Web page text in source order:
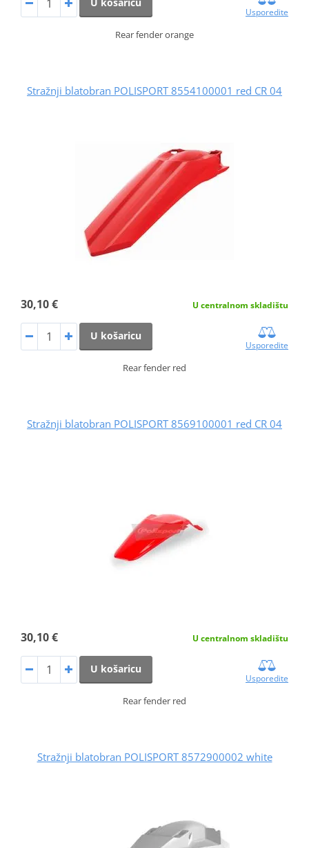
Usporedite
Rear fender orange
Stražnji blatobran POLISPORT 8554100001 red CR 04
30,10 € U centralnom skladištu
U košaricu
Usporedite
Rear fender red
Stražnji blatobran POLISPORT 8569100001 red CR 04
30,10 € U centralnom skladištu
U košaricu
Usporedite
Rear fender red
Stražnji blatobran POLISPORT 8572900002 white